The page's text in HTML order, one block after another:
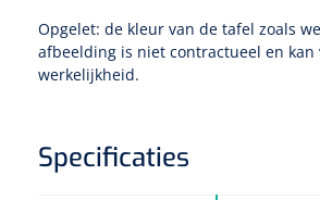
Doucheramen
Wandbeugels
NKO
Audiometrie
Tecar
Ultrageluid & elektrotherapie
Handdoekrollen
Cellulosepapier
Opstapjes
Karren & trolleys
Afvalverzamelaars
Instrumentendozen &
Verbandtrommels
Klemmen
Non-woven kompressen
Splitkompressen
Jersey kousen
Opgelet: de kleur van de tafel zoals
afbeelding is niet contractueel en kan
werkelijkheid.
Specificaties